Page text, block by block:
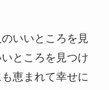
いいところを見
ところを見つけ
恵まれて幸せに